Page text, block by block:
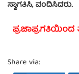
ಸ್ವಾಗತಿಸಿ, ವಂದಿಸಿದರು.
ಪ್ರಜಾಪ್ರಗತಿಯಿಂದ
Share via: